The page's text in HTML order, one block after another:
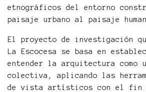
etnográficos del entorno
paisaje urbano al paisaje
El proyecto de investigación
La Escocesa se basa en
entender la arquitectura como
colectiva, aplicando las
de vista artísticos con el fin